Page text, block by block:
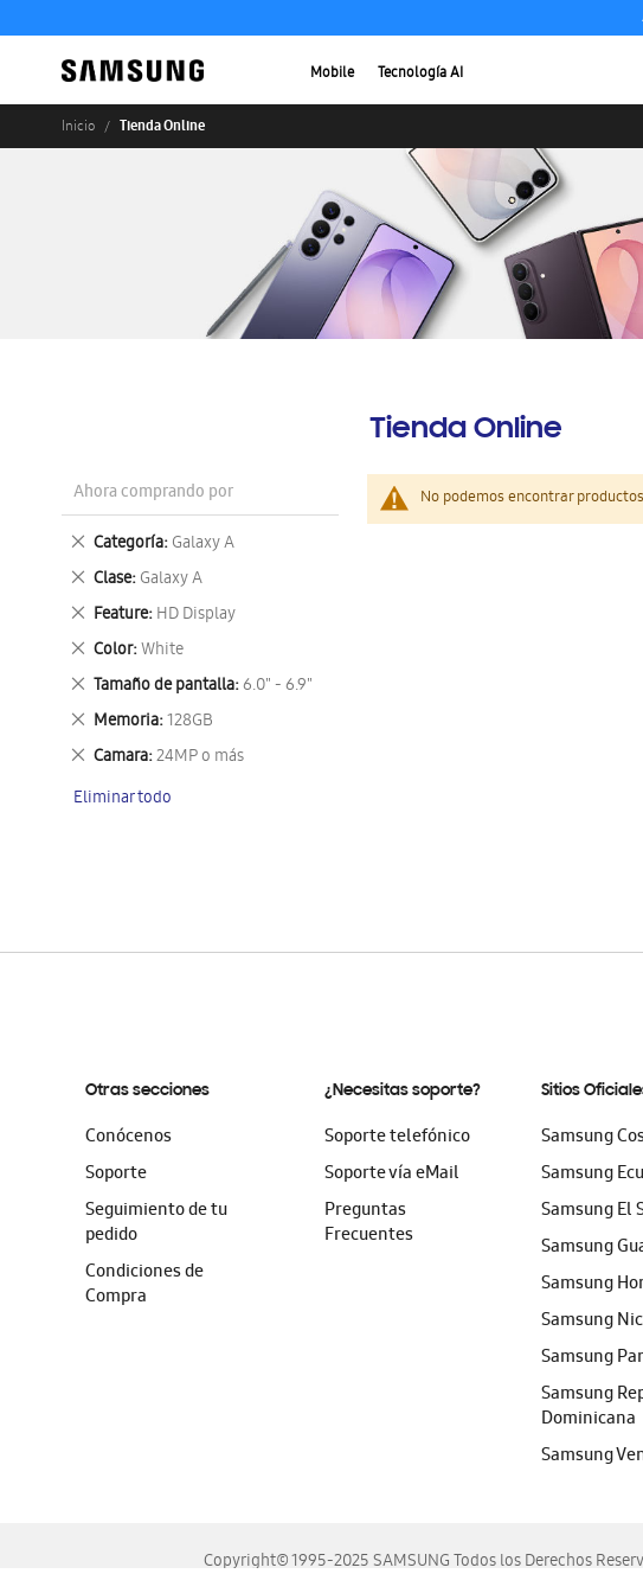
Mobile Tecnología AI
Inicio Tienda Online
Tienda Online
No podemos encontrar
Ahora comprando por
Categoría Galaxy A
Eliminar
este
artículo
Clase Galaxy A
Eliminar
este
artículo
Feature HD Display
Eliminar
este
artículo
Color White
Eliminar
este
artículo
Tamaño de pantalla 6.0" - 6.9"
Eliminar
este
artículo
Memoria 128GB
Eliminar
este
artículo
Camara 24MP o más
Eliminar
artículo
Eliminar todo
Otras secciones
Conócenos
Soporte
Seguimiento de tu
pedido
Condiciones de
Compra
¿Necesitas soporte?
Soporte telefónico
Soporte vía eMail
Preguntas
Frecuentes
Sitios
Samsung
Samsung
Samsung El
Samsung
Samsung
Samsung
Samsung
Samsung
Dominicana
Samsung
Copyright© 1995-2025 SAMSUNG Todos los Derechos